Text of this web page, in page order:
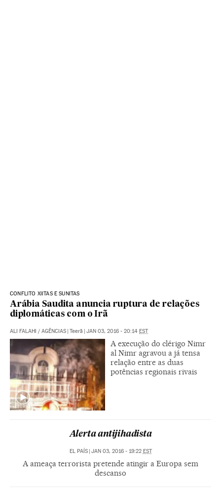
CONFLITO XIITAS E SUNITAS
Arábia Saudita anuncia ruptura de relações
diplomáticas com o Irã
ALI FALAHI / AGÊNCIAS Teerã JAN 03, 2016 - 20:14 EST
A execução do clérigo Nimr
al Nimr agravou a já tensa
relação entre as duas
potências regionais rivais
Alerta antijihadista
EL PAÍS JAN 03, 2016 - 19:22 EST
A ameaça terrorista pretende atingir a Europa sem
descanso